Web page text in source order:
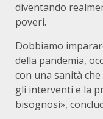
diventando
poveri.
Dobbiamo
della pandemia,
con una sanità
gli interventi e la
bisognosi»,